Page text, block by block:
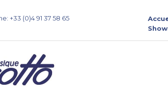
+33 (0)4 91 37 58 65